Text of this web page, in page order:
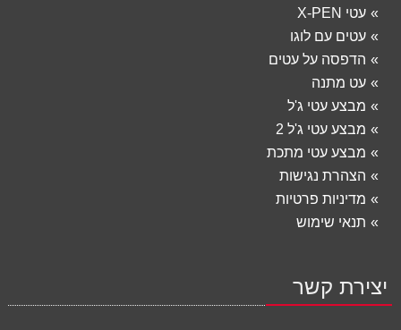
עטי X-PEN
עטים עם לוגו
הדפסה על עטים
עט מתנה
מבצע עטי ג'ל
מבצע עטי ג'ל 2
מבצע עטי מתכת
הצהרת נגישות
מדיניות פרטיות
תנאי שימוש
יצירת קשר